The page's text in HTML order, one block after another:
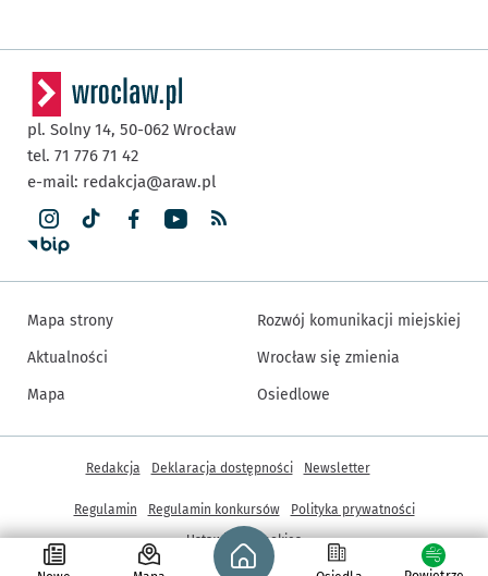
Strona główna - wroclaw.pl
pl. Solny 14, 50-062 Wrocław
tel. 71 776 71 42
e-mail: redakcja@araw.pl
Mapa strony
Aktualności
Mapa
Rozwój komunikacji miejskiej
Wrocław się zmienia
Osiedlowe
Inne informacje
Redakcja Deklaracja dostępności Newsletter
Regulamin Regulamin konkursów
Polityka prywatności
Ustawienia cookies